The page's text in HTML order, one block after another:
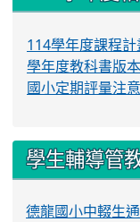
114學年度課程計
學年度教科書版本
國小定期評量注
學生輔導管
德龍國小中輟生